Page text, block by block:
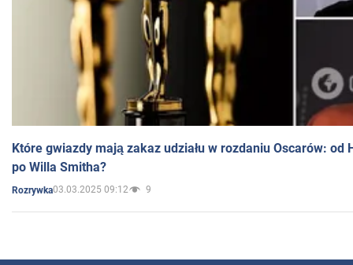
Które gwiazdy mają zakaz udziału w rozdaniu Oscarów: od
po Willa Smitha?
Rozrywka03.03.2025 09:12 9